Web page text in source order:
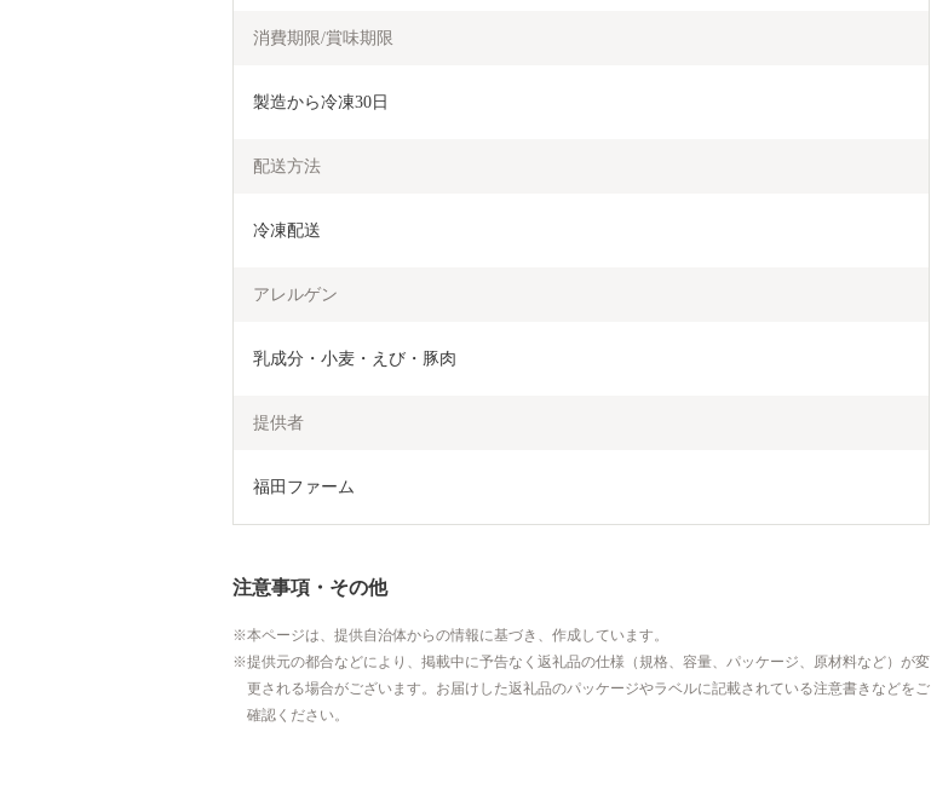
消費期限/賞味期限
製造から冷凍30日
配送方法
冷凍配送
アレルゲン
乳成分・小麦・えび・豚肉
提供者
福田ファーム
注意事項・その他
本ページは、提供自治体からの情報に基づき、作成しています。
提供元の都合などにより、掲載中に予告なく返礼品の仕様（規格、容量、パッケージ、原材料など）が変
更される場合がございます。お届けした返礼品のパッケージやラベルに記載されている注意書きなどをご
確認ください。